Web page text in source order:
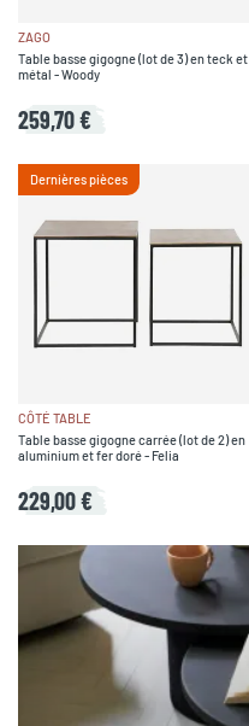
ZAGO
Table basse gigogne (lot de 3) en teck et
métal - Woody
259,70 €
Dernières pièces
CÔTÉ TABLE
Table basse gigogne carrée (lot de 2) en
aluminium et fer doré - Felia
229,00 €